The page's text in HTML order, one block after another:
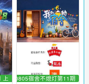
上
20260805宿舍不熄灯第11期